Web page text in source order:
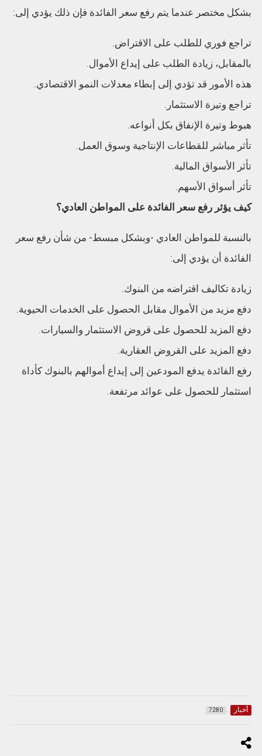
بشكل مختصر عندما يتم رفع سعر الفائدة فإن ذلك يؤدي إلى:
تراجع فوري للطلب على الاقتراض.
بالمقابل، زيادة الطلب على إيداع الأموال.
هذه الأمور قد تؤدي إلى إبطاء معدلات النمو الاقتصادي.
تراجع وتيرة الاستثمار.
هبوط وتيرة الإنفاق بكل أنواعه.
تأثر مباشر للقطاعات الإنتاجية وسوق العمل.
تأثر الأسواق المالية.
تأثر أسواق الأسهم.
كيف يؤثر رفع سعر الفائدة على المواطن العادي؟
بالنسبة للمواطن العادي -وبشكل مبسط- من شأن رفع سعر
الفائدة أن يؤدي إلى:
زيادة تكاليف اقتراضه من البنوك.
دفع مزيد من الأموال مقابل الحصول على الخدمات الحيوية.
دفع المزيد للحصول على قروض الاستثمار والسيارات.
دفع المزيد على القروض العقارية.
رفع الفائدة يدفع المودعين إلى إيداع أموالهم بالبنوك كأداة
استثمار للحصول على عوائد مرتفعة.
أخبار 7280